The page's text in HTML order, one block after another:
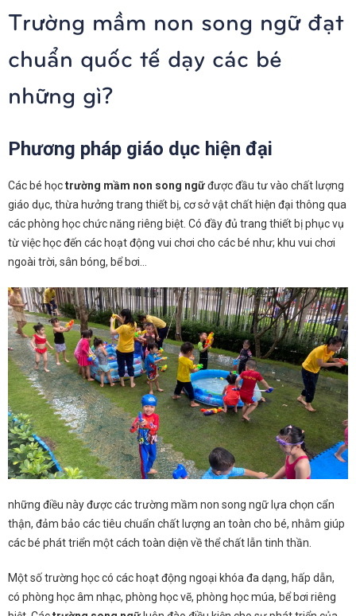
Trường mầm non song ngữ đạt
chuẩn quốc tế dạy các bé
những gì?
Phương pháp giáo dục hiện đại
Các bé họctrường mầm non song ngữđược đầu tư vào chất lượng
giáo dục, thừa hưởng trang thiết bị, cơ sở vật chất hiện đại thông qua
các phòng học chức năng riêng biệt. Có đầy đủ trang thiết bị phục vụ
từ việc học đến các hoạt động vui chơi cho các bé như; khu vui chơi
ngoài trời, sân bóng, bể bơi…
những điều này được các trường mầm non song ngữ lựa chọn cẩn
thận, đảm bảo các tiêu chuẩn chất lượng an toàn cho bé, nhằm giúp
các bé phát triển một cách toàn diện về thể chất lẫn tinh thần.
Một số trường học có các hoạt động ngoại khóa đa dạng, hấp dẫn,
có phòng học âm nhạc, phòng học vẽ, phòng học múa, bể bơi riêng